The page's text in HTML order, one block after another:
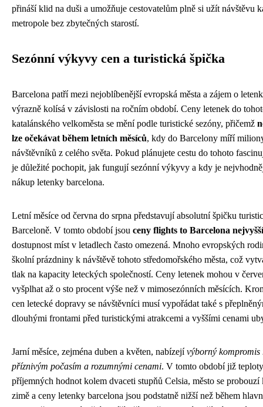
přináší klid na duši a umožňuje cestovatelům plně si užít návštěvu
metropole bez zbytečných starostí.
Sezónní výkyvy cen a turistická špička
Barcelona patří mezi nejoblíbenější evropská města a zájem o
výrazně kolísá v závislosti na ročním období. Ceny letenek do
katalánského velkoměsta se mění podle turistické sezóny, přičemž
lze očekávat během letních měsíců, kdy do Barcelony míří
návštěvníků z celého světa. Pokud plánujete cestu do tohoto
je důležité pochopit, jak fungují sezónní výkyvy a kdy je
nákup letenky barcelona.
Letní měsíce od června do srpna představují absolutní špičku
Barceloně. V tomto období jsou ceny flights to Barcelona nejvyšší
dostupnost míst v letadlech často omezená. Mnoho evropských
školní prázdniny k návštěvě tohoto středomořského města, což
tlak na kapacity leteckých společností. Ceny letenek mohou v
vyšplhat až o sto procent výše než v mimosezónních měsících.
cen letecké dopravy se návštěvníci musí vypořádat také s
dlouhými frontami před turistickými atrakcemi a vyššími cenami
Jarní měsíce, zejména duben a květen, nabízejívýborný kompromis
příznivým počasím a rozumnými cenami. V tomto období již
příjemných hodnot kolem dvaceti stupňů Celsia, město se
zimě a ceny letenky barcelona jsou podstatně nižší než během